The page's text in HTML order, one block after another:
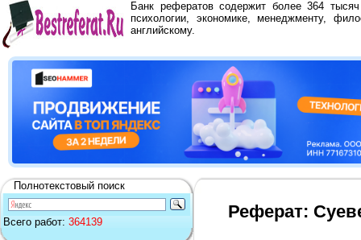
Банк рефератов содержит более 364
психологии, экономике, менеджменту,
английскому.
Полнотекстовый поиск
Всего работ: 364139
Реферат: